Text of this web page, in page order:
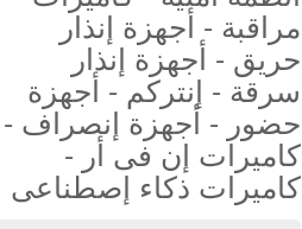
مراقبة - أجهزة إنذار
حريق - أجهزة إنذار
سرقة - إنتركم - أجهزة
حضور - أجهزة إنصراف -
كاميرات إن فى أر -
كاميرات ذكاء إصطناعى